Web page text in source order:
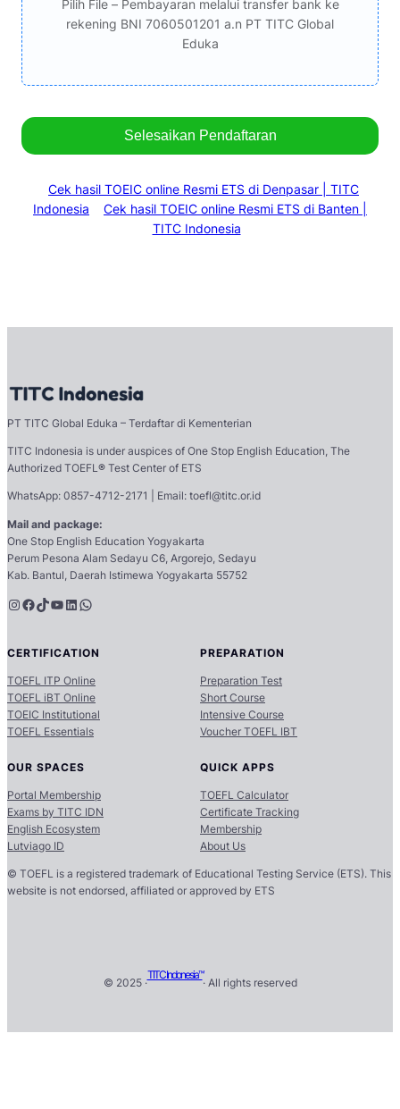
Pilih File – Pembayaran melalui transfer bank ke
rekening BNI 7060501201 a.n PT TITC Global
Eduka
Selesaikan Pendaftaran
Cek hasil TOEIC online Resmi ETS di Denpasar | TITC
Indonesia
Cek hasil TOEIC online Resmi ETS di Banten |
TITC Indonesia
PT TITC Global Eduka – Terdaftar di Kementerian
TITC Indonesia is under auspices of One Stop English Education, The
Authorized TOEFL® Test Center of ETS
WhatsApp: 0857-4712-2171 | Email: toefl@titc.or.id
Mail and package:
One Stop English Education Yogyakarta
Perum Pesona Alam Sedayu C6, Argorejo, Sedayu
Kab. Bantul, Daerah Istimewa Yogyakarta 55752
Instagram Facebook TikTok YouTube LinkedIn WhatsApp
CERTIFICATION
TOEFL ITP Online
TOEFL iBT Online
TOEIC Institutional
TOEFL Essentials
PREPARATION
Preparation Test
Short Course
Intensive Course
Voucher TOEFL IBT
OUR SPACES
Portal Membership
Exams by TITC IDN
English Ecosystem
Lutviago ID
QUICK APPS
TOEFL Calculator
Certificate Tracking
Membership
About Us
© TOEFL is a registered trademark of Educational Testing Service (ETS). This
website is not endorsed, affiliated or approved by ETS
© 2025 ·
TITC Indonesia™
· All rights reserved